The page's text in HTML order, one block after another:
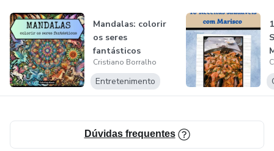
Mandalas: colorir
os seres
fantásticos
Cristiano Borralho
Entretenimento
Dúvidas frequentes